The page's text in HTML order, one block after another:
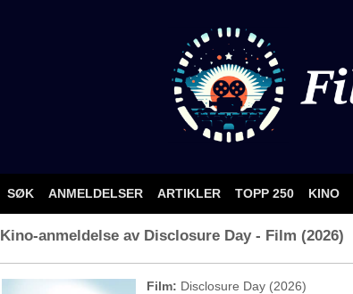
SØK ANMELDELSER ARTIKLER TOPP 250 KINO
Kino-anmeldelse av Disclosure Day - Film (2026)
Film: Disclosure Day (2026)